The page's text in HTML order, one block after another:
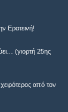
Ερατεινή!
(γιορτή 25ης
χειρότερος από τον